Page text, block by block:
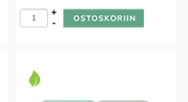
-
+